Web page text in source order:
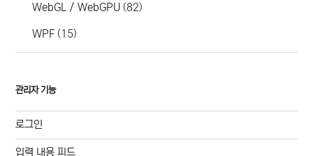
WebGL / WebGPU (82)
WPF (15)
관리자 기능
로그인
입력 내용 피드